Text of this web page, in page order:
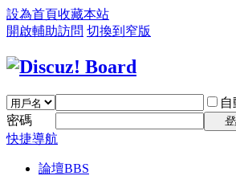
設為首頁收藏本站
開啟輔助訪問 切換到窄版
密碼
快捷導航
論壇BBS